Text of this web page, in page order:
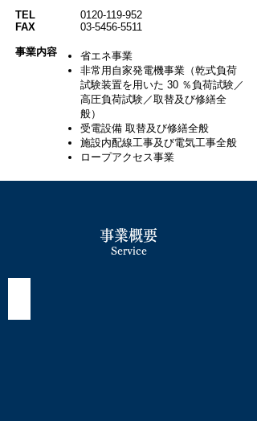
事業概要
​Service
TEL
FAX
​事業内容
0120-119-952
03-5456-5511
省エネ事業
非常用自家発電機事業 （乾式負荷
試験装置を用いた 30 ％負荷試験／
高圧負荷試験／取替及び修繕全
般）
受電設備 取替及び修繕全般
施設内配線工事及び電気工事全般
ロープアクセス事業